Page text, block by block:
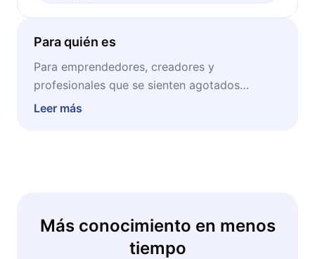
Para quién es
Para emprendedores, creadores y
profesionales que se sienten agotados
haciendo "más de lo mismo" sin ver
Leer más
Más conocimiento en menos
tiempo